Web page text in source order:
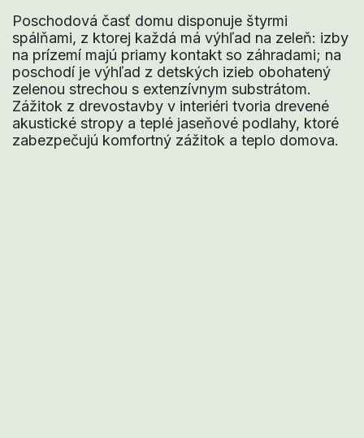
Poschodová časť domu disponuje štyrmi
spálňami, z ktorej každá má výhľad na zeleň: izby
na prízemí majú priamy kontakt so záhradami; na
poschodí je výhľad z detských izieb obohatený
zelenou strechou s extenzívnym substrátom.
Zážitok z drevostavby v interiéri tvoria drevené
akustické stropy a teplé jaseňové podlahy, ktoré
zabezpečujú komfortný zážitok a teplo domova.